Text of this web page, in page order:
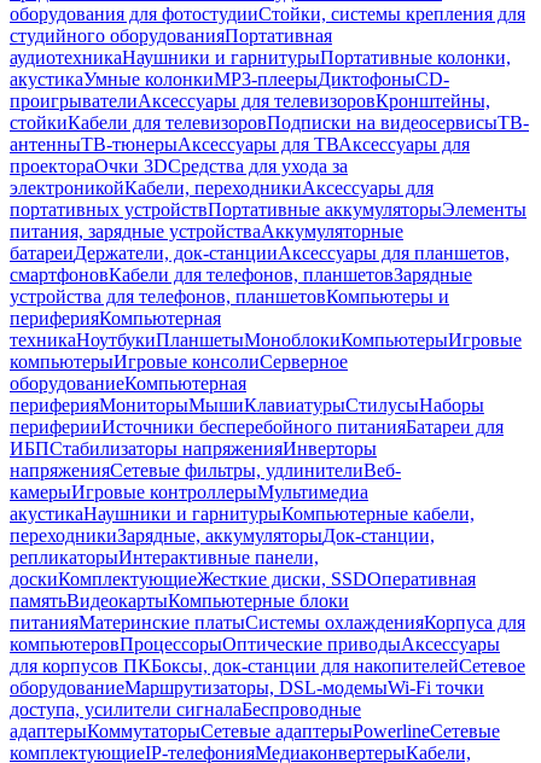
оборудования для фотостудииСтойки, системы крепления для
студийного оборудованияПортативная
аудиотехникаНаушники и гарнитурыПортативные колонки,
акустикаУмные колонкиMP3-плеерыДиктофоныCD-
проигрывателиАксессуары для телевизоровКронштейны,
стойкиКабели для телевизоровПодписки на видеосервисыТВ-
антенныТВ-тюнерыАксессуары для ТВАксессуары для
проектораОчки 3DСредства для ухода за
электроникойКабели, переходникиАксессуары для
портативных устройствПортативные аккумуляторыЭлементы
питания, зарядные устройстваАккумуляторные
батареиДержатели, док-станцииАксессуары для планшетов,
смартфоновКабели для телефонов, планшетовЗарядные
устройства для телефонов, планшетовКомпьютеры и
периферияКомпьютерная
техникаНоутбукиПланшетыМоноблокиКомпьютерыИгровые
компьютерыИгровые консолиСерверное
оборудованиеКомпьютерная
периферияМониторыМышиКлавиатурыСтилусыНаборы
периферииИсточники бесперебойного питанияБатареи для
ИБПСтабилизаторы напряженияИнверторы
напряженияСетевые фильтры, удлинителиВеб-
камерыИгровые контроллерыМультимедиа
акустикаНаушники и гарнитурыКомпьютерные кабели,
переходникиЗарядные, аккумуляторыДок-станции,
репликаторыИнтерактивные панели,
доскиКомплектующиеЖесткие диски, SSDОперативная
памятьВидеокартыКомпьютерные блоки
питанияМатеринские платыСистемы охлажденияКорпуса для
компьютеровПроцессорыОптические приводыАксессуары
для корпусов ПКБоксы, док-станции для накопителейСетевое
оборудованиеМаршрутизаторы, DSL-модемыWi-Fi точки
доступа, усилители сигналаБеспроводные
адаптерыКоммутаторыСетевые адаптерыPowerlineСетевые
комплектующиеIP-телефонияМедиаконвертерыКабели,